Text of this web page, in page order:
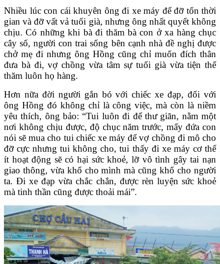
Nhiều lúc con cái khuyên ông đi xe máy để đỡ tốn thời
gian và đỡ vất vả tuổi già, nhưng ông nhất quyết không
chịu. Có những khi bà đi thăm bà con ở xa hàng chục
cây số, người con trai sống bên cạnh nhà đề nghị được
chở mẹ đi nhưng ông Hồng cũng chỉ muốn đích thân
đưa bà đi, vợ chồng vừa tâm sự tuổi già vừa tiện thể
thăm luôn họ hàng.
Hơn nữa đời người gắn bó với chiếc xe đạp, đối với
ông Hồng đó không chỉ là công việc, mà còn là niềm
yêu thích, ông bảo: “Tui luôn đi để thư giãn, nằm một
nơi không chịu được, độ chục năm trước, mấy đứa con
nói sẽ mua cho tui chiếc xe máy để vợ chồng đi mô cho
đỡ cực nhưng tui không cho, tui thấy đi xe máy cơ thể
ít hoạt động sẽ có hại sức khoẻ, lỡ vô tình gây tai nạn
giao thông, vừa khổ cho mình mà cũng khổ cho người
ta. Đi xe đạp vừa chắc chắn, được rèn luyện sức khoẻ
mà tinh thần cũng được thoải mái”.